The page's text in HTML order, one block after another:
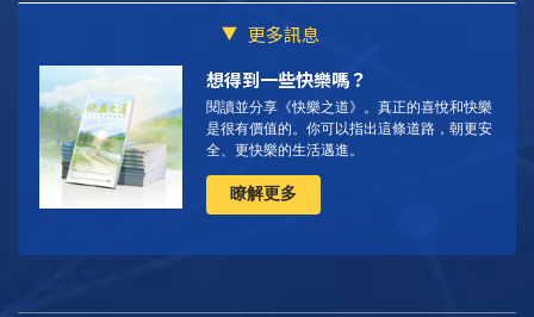
更多訊息
想得到一些快樂嗎？
閱讀並分享《快樂之道》。 真正的喜悅和快樂
是很有價值的。你可以指出這條道路，朝更安
全、更快樂的生活邁進。
瞭解更多